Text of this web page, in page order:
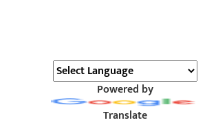
Powered by
Translate